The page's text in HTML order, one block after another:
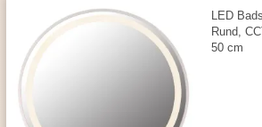
LED
Rund,
50 cm